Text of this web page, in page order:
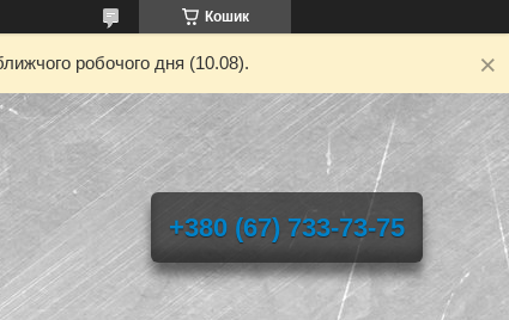
Кошик
робочого дня (10.08).
+380 (67) 733-73-75